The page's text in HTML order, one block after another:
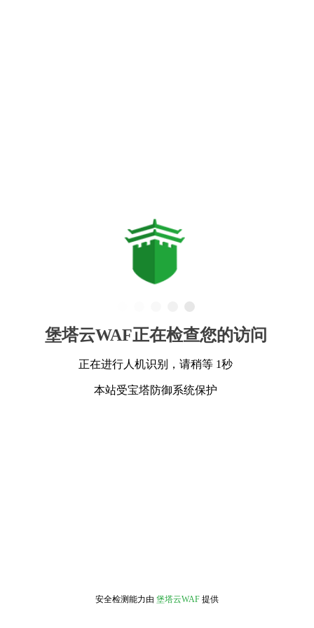
堡塔云WAF正在检查您的访问
正在进行人机识别，请稍等 1秒
本站受宝塔防御系统保护
安全检测能力由 堡塔云WAF 提供